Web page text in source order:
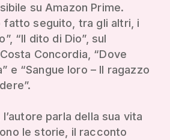
su Amazon Prime.
fatto seguito, tra gli altri, i
“Il dito di Dio”, sul
Concordia, “Dove
e “Sangue loro – Il ragazzo
parla della sua vita
le storie, il racconto